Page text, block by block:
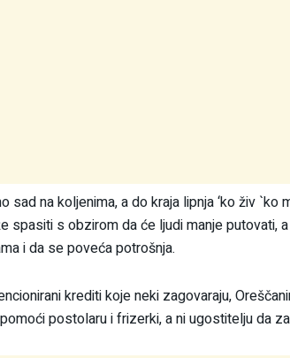
sad na koljenima, a do kraja lipnja ‘ko živ `ko
spasiti s obzirom da će ljudi manje putovati,
i da se poveća potrošnja.
krediti koje neki zagovaraju,
postolaru i frizerki, a ni ugostitelju da